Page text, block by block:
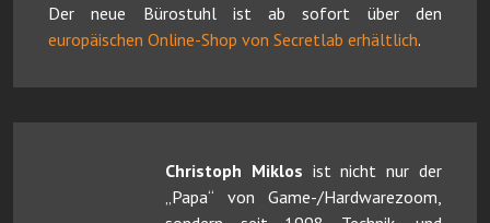
Der neue Bürostuhl ist ab sofort über den
europäischen Online-Shop von Secretlab erhältlich.
Christoph Miklos ist nicht nur der
„Papa“ von Game-/Hardwarezoom,